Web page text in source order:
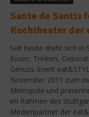
Sante de Santis
Kochtheater der
Seit heute dreht sich in
Essen, Trinken,
Genuss-Event
November 2011 zum
Metropole und
im Rahmen des
Medienpartner der